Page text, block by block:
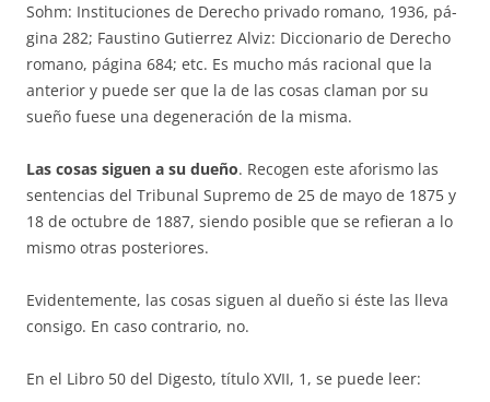
Sohm: Instituciones de Derecho privado ro­ma­no, 1936, pá­
gina 282; Faustino Gutierrez Alviz: Diccionario de De­re­cho
romano, pá­gi­na 684; etc. Es mucho más racional que la
anterior y puede ser que la de las cosas claman por su
sueño fuese una degenera­ción de la misma.
Las cosas siguen a su dueño. Recogen este aforismo las
sentencias del Tribunal Supremo de 25 de mayo de 1875 y
18 de octubre de 1887, siendo posible que se refieran a lo
mismo otras posteriores.
Evidentemente, las cosas siguen al dueño si éste las lleva
consigo. En caso contrario, no.
En el Libro 50 del Digesto, título XVII, 1, se pue­de leer: